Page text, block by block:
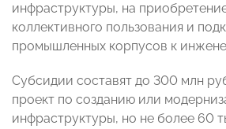
инфраструктуры, на
коллективного пользования и
промышленных корпусов к
Субсидии составят до 300 млн
проект по созданию или
инфраструктуры, но не более 60